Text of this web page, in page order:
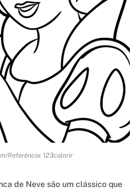
Referência: 123colorir
de Neve são um clássico que